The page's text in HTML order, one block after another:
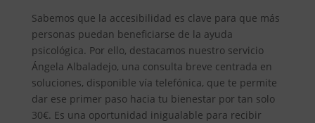
Sabemos que la accesibilidad es clave para que más
personas puedan beneficiarse de la ayuda
psicológica. Por ello, destacamos nuestro servicio
Ángela Albaladejo, una consulta breve centrada en
soluciones, disponible vía telefónica, que te permite
dar ese primer paso hacia tu bienestar por tan solo
30€. Es una oportunidad inigualable para recibir